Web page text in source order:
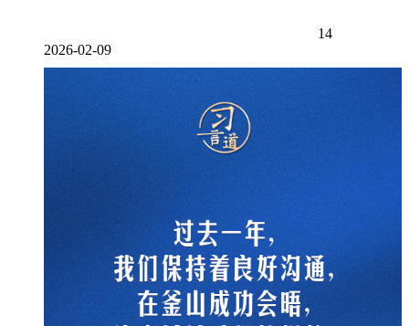
14
2026-02-09